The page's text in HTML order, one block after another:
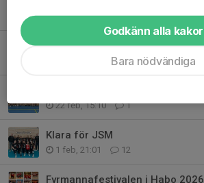
21 apr, 10:12 11
Täby Volley På Youtube
2
22 feb, 15:10 1
Klara för JSM
1 feb, 21:01 12
Fyrmannafestivalen i Habo 2026
Godkänn alla kakor
Bara nödvändiga